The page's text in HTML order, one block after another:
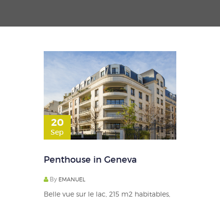
20
Sep
Penthouse in Geneva
By EMANUEL
Belle vue sur le lac, 215 m2 habitables,